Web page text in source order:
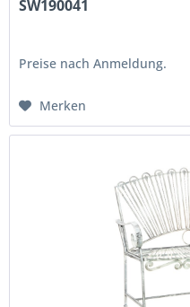
SW190041
Preise nach Anmeldung.
Merken